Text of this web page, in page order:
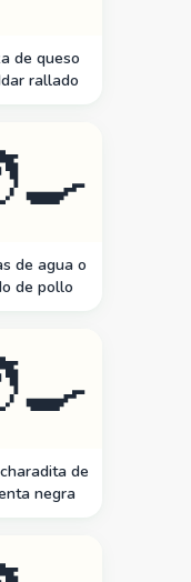
de queso
rallado
de agua o
de pollo
de
negra